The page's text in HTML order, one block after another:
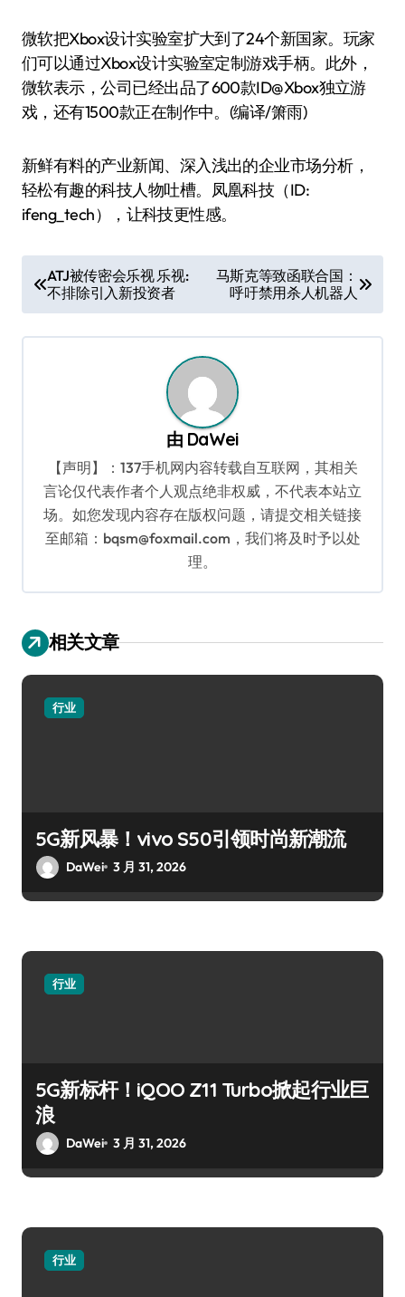
微软把Xbox设计实验室扩大到了24个新国家。玩家
们可以通过Xbox设计实验室定制游戏手柄。此外，
微软表示，公司已经出品了600款ID@Xbox独立游
戏，还有1500款正在制作中。(编译/箫雨)
新鲜有料的产业新闻、深入浅出的企业市场分析，
轻松有趣的科技人物吐槽。凤凰科技（ID:
ifeng_tech），让科技更性感。
章
导
ATJ被传密会乐视 乐视:
不排除引入新投资者
马斯克等致函联合国：
呼吁禁用杀人机器人
由 DaWei
【声明】：137手机网内容转载自互联网，其相关
言论仅代表作者个人观点绝非权威，不代表本站立
场。如您发现内容存在版权问题，请提交相关链接
至邮箱：bqsm@foxmail.com，我们将及时予以处
理。
相关文章
行业
5G新风暴！vivo S50引领时尚新潮流
DaWei 3 月 31, 2026
行业
5G新标杆！iQOO Z11 Turbo掀起行业巨
浪
DaWei 3 月 31, 2026
行业